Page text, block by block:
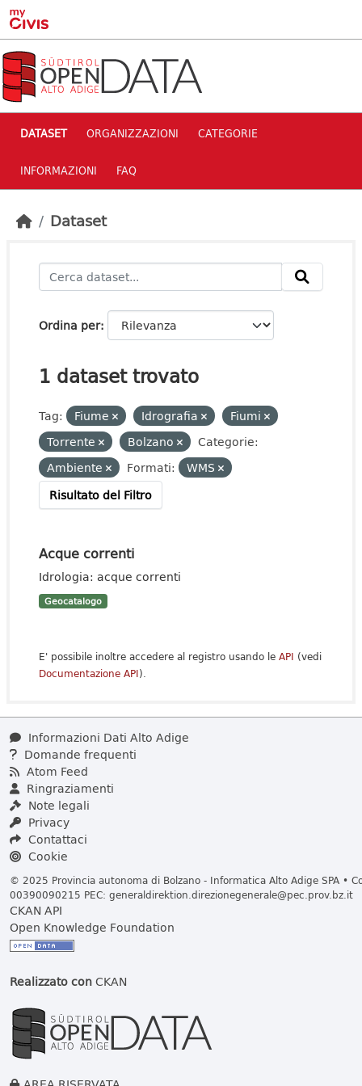
Skip to main content
DATASET ORGANIZZAZIONI CATEGORIE
INFORMAZIONI FAQ
Dataset
Ordina per
1 dataset trovato
Tag: Fiume Idrografia
Fiumi
Torrente
Bolzano
Categorie:
Ambiente
Formati:
WMS
Risultato del Filtro
Acque correnti
Idrologia: acque correnti
Geocatalogo
E' possibile inoltre accedere al registro usando le API (vedi
Documentazione API).
Informazioni Dati Alto Adige
Domande frequenti
Atom Feed
Ringraziamenti
Note legali
Privacy
Contattaci
Cookie
© 2025 Provincia autonoma di Bolzano - Informatica Alto Adige SPA •
00390090215 PEC: generaldirektion.direzionegenerale@pec.prov.bz.it
CKAN API
Open Knowledge Foundation
Realizzato conCKAN